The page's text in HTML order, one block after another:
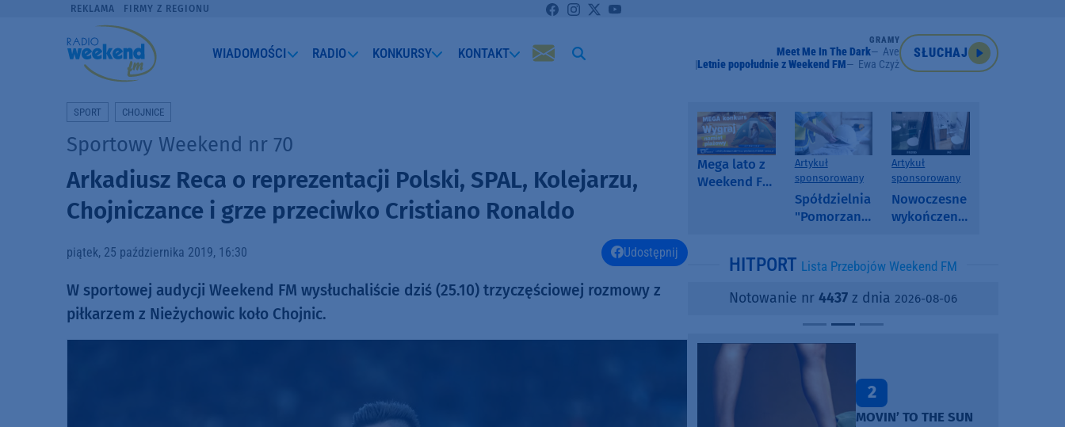
REKLAMA FIRMY Z REGIONU
WIADOMOŚCI RADIO KONKURSY KONTAKT
GRAMY
Meet Me In The Dark
Ave
Letnie popołudnie z Weekend FM
Ewa Czyż
SŁUCHAJ
SPORT CHOJNICE
Sportowy Weekend nr 70
Arkadiusz Reca o reprezentacji Polski, SPAL, Kolejarzu,
Chojniczance i grze przeciwko Cristiano Ronaldo
piątek, 25 października 2019, 16:30 Udostępnij
W sportowej audycji Weekend FM wysłuchaliście dziś (25.10) trzyczęściowej rozmowy z
piłkarzem z Nieżychowic koło Chojnic.
Mega lato z
Weekend FM
Artykuł
sponsorowany
Spółdzielnia
"Pomorzanka"
informuje o
i ofertach
najmu
Artykuł
sponsorowany
Nowoczesne
wykończenia
SPC, WPC i
kamienny
HITPORT Lista Przebojów Weekend FM
Notowanie nr 4437 z dnia 2026-08-06
2
MOVIN’ TO THE SUN